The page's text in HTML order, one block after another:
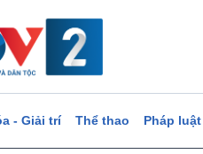
- Giải trí Thể thao Pháp luật